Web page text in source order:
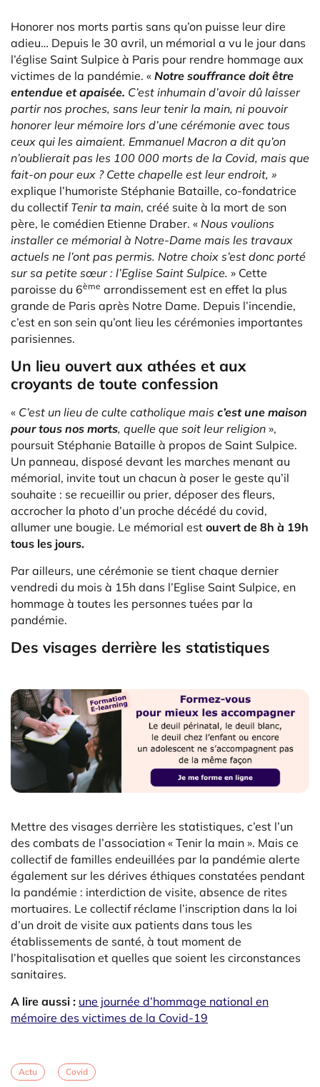
Honorer nos morts partis sans qu’on puisse leur dire
adieu… Depuis le 30 avril, un mémorial a vu le jour dans
l’église Saint Sulpice à Paris pour rendre hommage aux
victimes de la pandémie. « Notre souffrance doit être
entendue et apaisée. C’est inhumain d’avoir dû laisser
partir nos proches, sans leur tenir la main, ni pouvoir
honorer leur mémoire lors d’une cérémonie avec tous
ceux qui les aimaient. Emmanuel Macron a dit qu’on
n’oublierait pas les 100 000 morts de la Covid, mais que
fait-on pour eux ? Cette chapelle est leur endroit, »
explique l’humoriste Stéphanie Bataille, co-fondatrice
du collectif Tenir ta main, créé suite à la mort de son
père, le comédien Etienne Draber. « Nous voulions
installer ce mémorial à Notre-Dame mais les travaux
actuels ne l’ont pas permis. Notre choix s’est donc porté
sur sa petite sœur : l’Eglise Saint Sulpice. » Cette
paroisse du 6ème arrondissement est en effet la plus
grande de Paris après Notre Dame. Depuis l’incendie,
c’est en son sein qu’ont lieu les cérémonies importantes
parisiennes.
Un lieu ouvert aux athées et aux
croyants de toute confession
« C’est un lieu de culte catholique mais c’est une maison
pour tous nos morts, quelle que soit leur religion »,
poursuit Stéphanie Bataille à propos de Saint Sulpice.
Un panneau, disposé devant les marches menant au
mémorial, invite tout un chacun à poser le geste qu’il
souhaite : se recueillir ou prier, déposer des fleurs,
accrocher la photo d’un proche décédé du covid,
allumer une bougie. Le mémorial est ouvert de 8h à 19h
tous les jours.
Par ailleurs, une cérémonie se tient chaque dernier
vendredi du mois à 15h dans l’Eglise Saint Sulpice, en
hommage à toutes les personnes tuées par la
pandémie.
Des visages derrière les statistiques
Mettre des visages derrière les statistiques, c’est l’un
des combats de l’association « Tenir la main ». Mais ce
collectif de familles endeuillées par la pandémie alerte
également sur les dérives éthiques constatées pendant
la pandémie : interdiction de visite, absence de rites
mortuaires. Le collectif réclame l’inscription dans la loi
d’un droit de visite aux patients dans tous les
établissements de santé, à tout moment de
l’hospitalisation et quelles que soient les circonstances
sanitaires.
A lire aussi : une journée d’hommage national en
mémoire des victimes de la Covid-19
Actu Covid